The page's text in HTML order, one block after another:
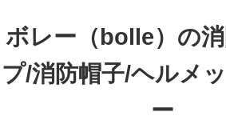
ボレー（bolle）の
プ/消防帽子/ヘルメ
ー